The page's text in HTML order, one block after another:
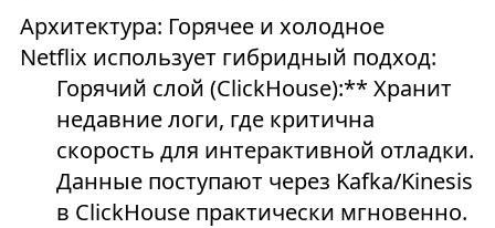
Архитектура: Горячее и холодное
Netflix использует гибридный подход:
Горячий слой (ClickHouse):** Хранит
недавние логи, где критична
скорость для интерактивной отладки.
Данные поступают через Kafka/Kinesis
в ClickHouse практически мгновенно.